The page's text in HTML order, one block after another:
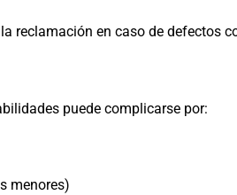
reclamación en caso de defectos
puede complicarse por:
menores)